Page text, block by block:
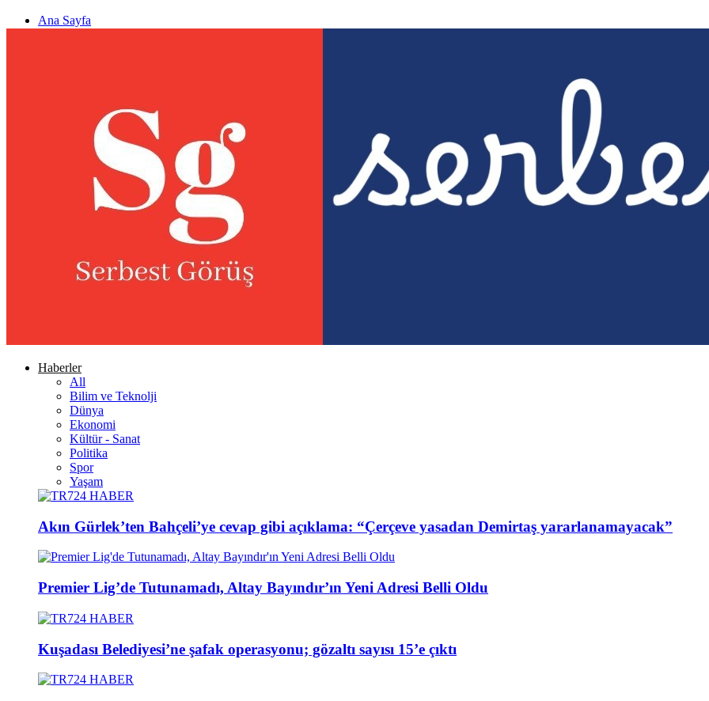
Ana Sayfa
Haberler
All
Bilim ve Teknolji
Dünya
Ekonomi
Kültür - Sanat
Politika
Spor
Yaşam
Akın Gürlek’ten Bahçeli’ye cevap gibi açıklama: “Çerçeve yasadan Demirtaş yararlanamayacak”
Premier Lig’de Tutunamadı, Altay Bayındır’ın Yeni Adresi Belli Oldu
Kuşadası Belediyesi’ne şafak operasyonu; gözaltı sayısı 15’e çıktı